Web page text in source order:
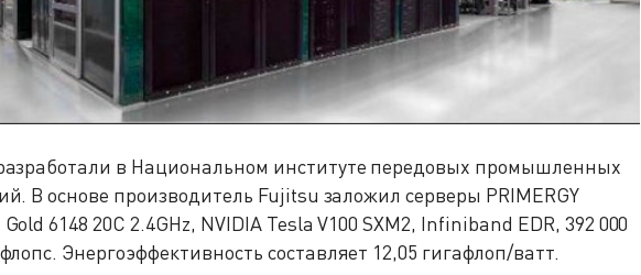
в Национальном институте передовых промышленных
В основе производитель Fujitsu заложил серверы PRIMERGY
Gold 6148 20C 2.4GHz, NVIDIA Tesla V100 SXM2, Infiniband EDR, 392 000
Энергоэффективность составляет 12,05 гигафлоп/ватт.